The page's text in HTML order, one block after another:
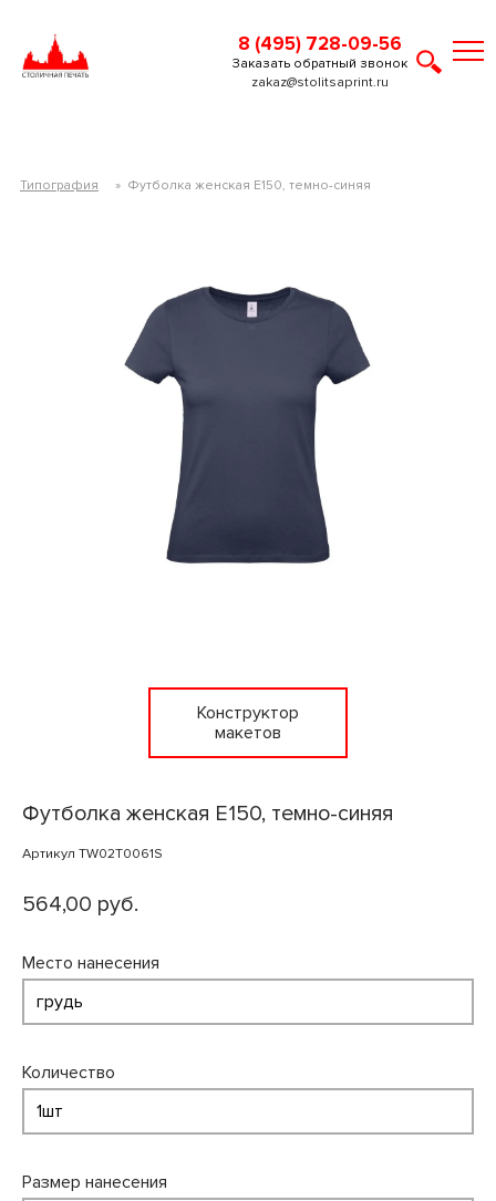
8 (495) 728-09-56
zakaz@stolitsaprint.ru
Заказать обратный звонок
Типография » Футболка женская E150, темно-синяя
Конструктор
макетов
Футболка женская E150, темно-синяя
Артикул TW02T0061S
564,00 руб.
Место нанесения
Количество
Размер нанесения